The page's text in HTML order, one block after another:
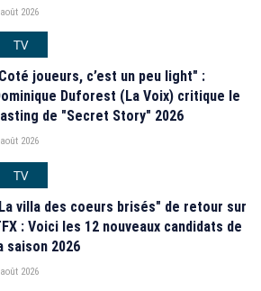
2026
TV
joueurs, c’est un peu light" :
Duforest (La Voix) critique le
de "Secret Story" 2026
2026
TV
villa des coeurs brisés" de retour sur
: Voici les 12 nouveaux candidats de
saison 2026
2026